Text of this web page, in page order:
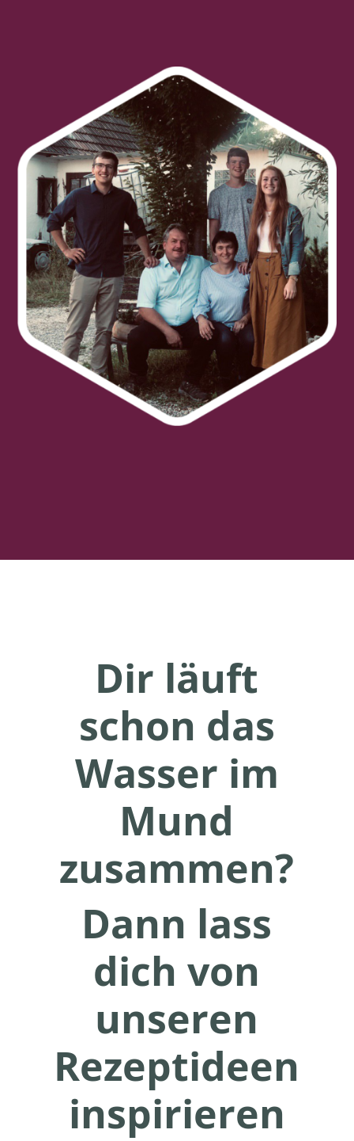
Dir läuft
schon das
Wasser im
Mund
zusammen?
Dann lass
dich von
unseren
Rezeptideen
inspirieren